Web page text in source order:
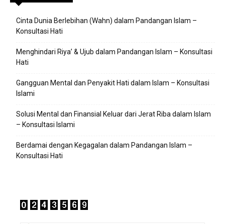
Cinta Dunia Berlebihan (Wahn) dalam Pandangan Islam –
Konsultasi Hati
Menghindari Riya’ & Ujub dalam Pandangan Islam – Konsultasi
Hati
Gangguan Mental dan Penyakit Hati dalam Islam – Konsultasi
Islami
Solusi Mental dan Finansial Keluar dari Jerat Riba dalam Islam
– Konsultasi Islami
Berdamai dengan Kegagalan dalam Pandangan Islam –
Konsultasi Hati